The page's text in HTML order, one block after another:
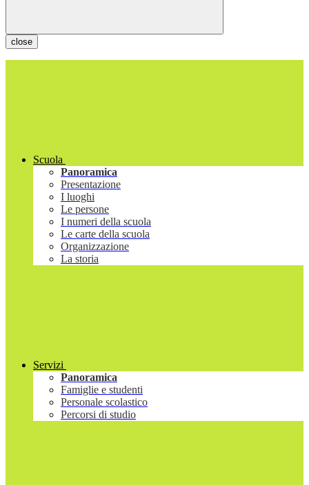
close
Scuola
Panoramica
Presentazione
I luoghi
Le persone
I numeri della scuola
Le carte della scuola
Organizzazione
La storia
Servizi
Panoramica
Famiglie e studenti
Personale scolastico
Percorsi di studio